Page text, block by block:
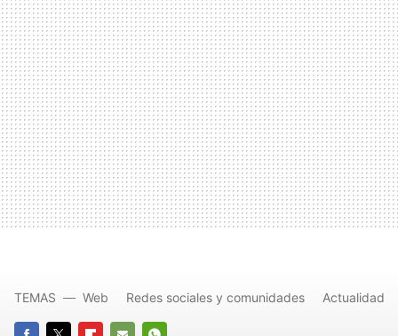
TEMAS Web Redes sociales y comunidades Actualidad